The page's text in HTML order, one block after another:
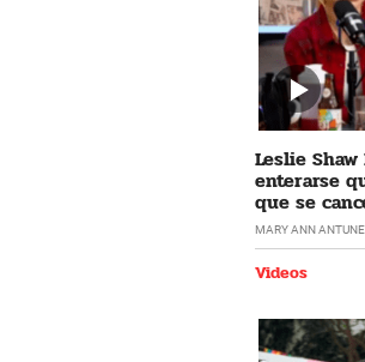
Leslie
enterarse
que se
horrible"
MARY ANN
Videos